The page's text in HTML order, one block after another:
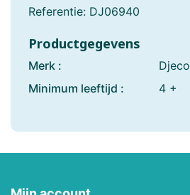
Referentie: DJ06940
Productgegevens
Merk :
Djeco
Minimum leeftijd :
4 +